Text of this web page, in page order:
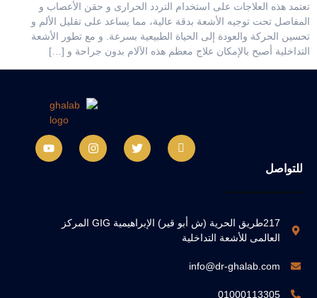
تعتمد هذه العلاجات على استخدام التردد الحرارى و حقن الأعصاب و
المفاصل تحت توجيه الأشعة بدقة عالية، مما يساعد على تقليل الألم و
تحسين الحركة والعودة إلى الحياة الطبيعية بسرعة. و مع تطور الأشعة
التداخلية أصبح بالإمكان علاج معظم هذه الآلام بدون جراحة و […]
للتواصل
217طريق الحرية (ش أبو قير) الإبراهيمية GIG المركز
العالمى للأشعة التداخلية
info@dr-ghalab.com
01000113305